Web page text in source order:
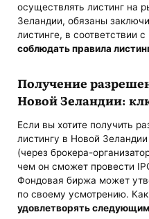
осуществлять листинг на
Зеландии, обязаны
листинге, в соответствии
соблюдать правила
Получение
Новой Зеландии:
Если вы хотите получить
листингу в Новой
(через брокера-
чем он сможет провести
Фондовая биржа может
по своему усмотрению.
удовлетворять